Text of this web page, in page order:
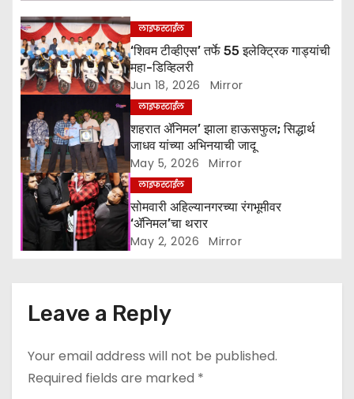
g
a
t
o
n
लाइफस्टाईल
‘शिवम टीव्हीएस’ तर्फे 55 इलेक्ट्रिक गाड्यांची
महा-डिव्हिलरी
Jun 18, 2026 Mirror
लाइफस्टाईल
शहरात ॲनिमल’ झाला हाऊसफुल; सिद्धार्थ
जाधव यांच्या अभिनयाची जादू
May 5, 2026 Mirror
लाइफस्टाईल
सोमवारी अहिल्यानगरच्या रंगभूमीवर
‘ॲनिमल’चा थरार
May 2, 2026 Mirror
Leave a Reply
Your email address will not be published.
Required fields are marked *